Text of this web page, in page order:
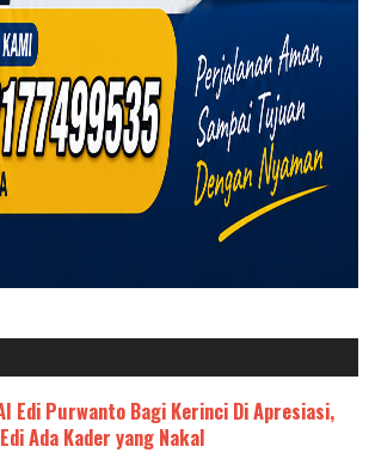
Edi Purwanto Bagi Kerinci Di Apresiasi,
Ada Kader yang Nakal